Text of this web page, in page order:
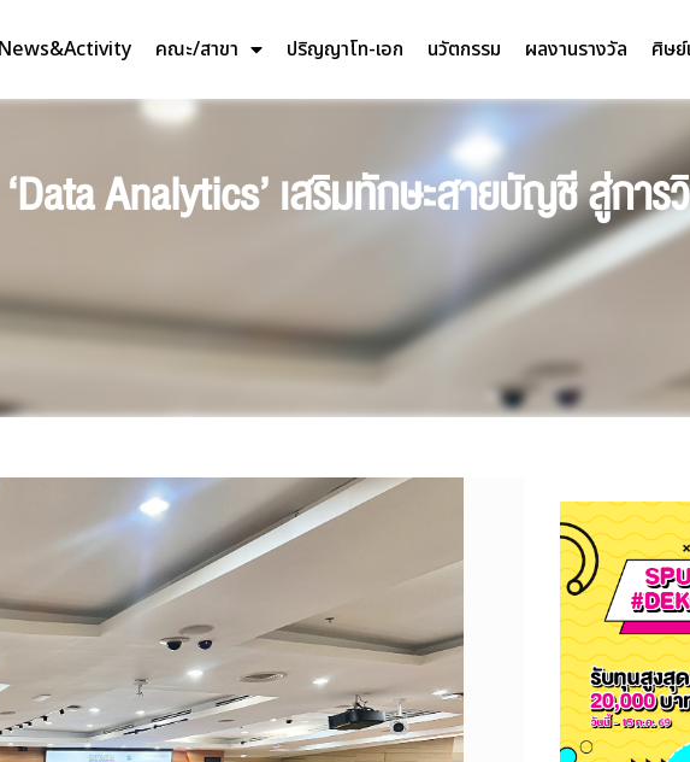
News&Activity คณะ/สาขา ปริญญาโท-เอก นวัตกรรม ผลงานรางวัล ศิษย์
Analytics’ เสริมทักษะสายบัญชี สู่การ